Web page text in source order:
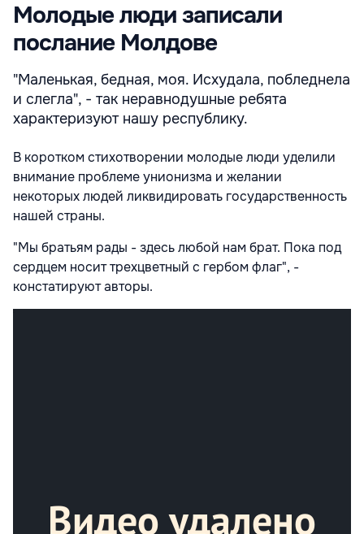
Молодые люди записали
послание Молдове
"Маленькая, бедная, моя. Исхудала, побледнела
и слегла", - так неравнодушные ребята
характеризуют нашу республику.
В коротком стихотворении молодые люди уделили
внимание проблеме унионизма и желании
некоторых людей ликвидировать государственность
нашей страны.
"Мы братьям рады - здесь любой нам брат. Пока под
сердцем носит трехцветный с гербом флаг", -
констатируют авторы.